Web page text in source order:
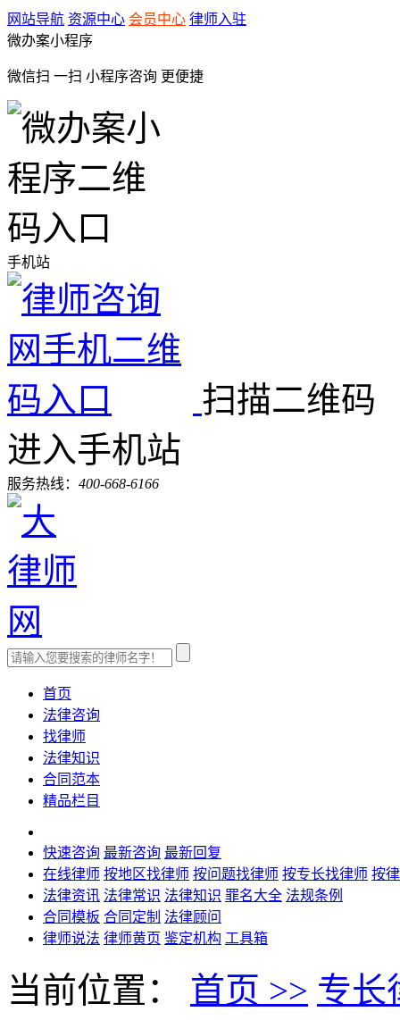
网站导航 资源中心 会员中心 律师入驻
微办案小程序
微信扫 一扫 小程序咨询 更便捷
手机站
扫描二维码
进入手机站
服务热线： 400-668-6166
首页
法律咨询
找律师
法律知识
合同范本
精品栏目
快速咨询 最新咨询 最新回复
在线律师 按地区找律师 按问题找律师 按专长找律师 按
法律资讯 法律常识 法律知识 罪名大全 法规条例
合同模板 合同定制 法律顾问
律师说法 律师黄页 鉴定机构 工具箱
当前位置： 首页 >> 专长